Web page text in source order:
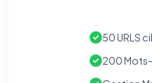
50 URLS
200